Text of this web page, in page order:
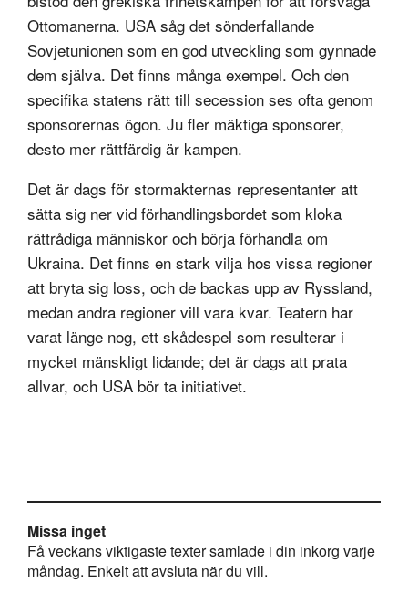
Ottomanerna. USA såg det sönderfallande
Sovjetunionen som en god utveckling som gynnade
dem själva. Det finns många exempel. Och den
specifika statens rätt till secession ses ofta genom
sponsorernas ögon. Ju fler mäktiga sponsorer,
desto mer rättfärdig är kampen.
Det är dags för stormakternas representanter att
sätta sig ner vid förhandlingsbordet som kloka
rättrådiga människor och börja förhandla om
Ukraina. Det finns en stark vilja hos vissa regioner
att bryta sig loss, och de backas upp av Ryssland,
medan andra regioner vill vara kvar. Teatern har
varat länge nog, ett skådespel som resulterar i
mycket mänskligt lidande; det är dags att prata
allvar, och USA bör ta initiativet.
Missa inget
Få veckans viktigaste texter samlade i din inkorg varje
måndag. Enkelt att avsluta när du vill.